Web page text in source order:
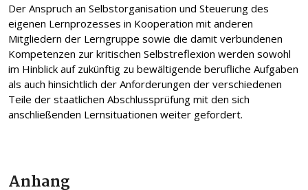
Der Anspruch an Selbstorganisation und Steuerung des
eigenen Lernprozesses in Kooperation mit anderen
Mitgliedern der Lerngruppe sowie die damit verbundenen
Kompetenzen zur kritischen Selbstreflexion werden sowohl
im Hinblick auf zukünftig zu bewältigende berufliche Aufgaben
als auch hinsichtlich der Anforderungen der verschiedenen
Teile der staatlichen Abschlussprüfung mit den sich
anschließenden Lernsituationen weiter gefordert.
Anhang